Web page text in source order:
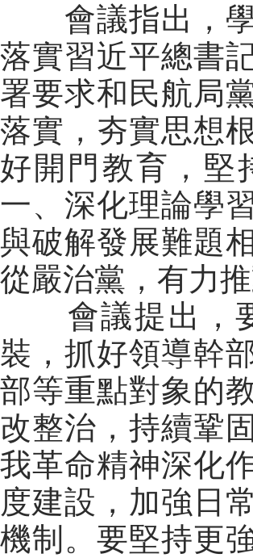
會議指出，學
落實習近平總書
署要求和民航局
落實，夯實思想
好開門教育，堅
一、深化理論學
與破解發展難題
從嚴治黨，有力
會議提出，要
裝，抓好領導幹
部等重點對象的
改整治，持續鞏
我革命精神深化
度建設，加強日
機制。要堅持更